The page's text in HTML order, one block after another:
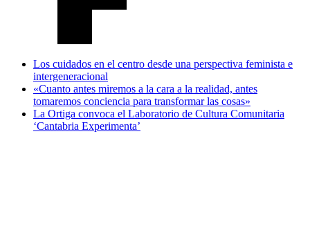
Los cuidados en el centro desde una perspectiva feminista e
intergeneracional
«Cuanto antes miremos a la cara a la realidad, antes
tomaremos conciencia para transformar las cosas»
La Ortiga convoca el Laboratorio de Cultura Comunitaria
‘Cantabria Experimenta’